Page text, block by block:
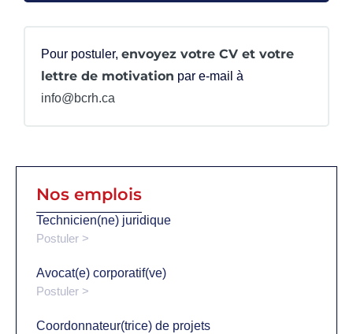
Pour postuler, envoyez votre CV et votre
lettre de motivation par e-mail à
info@bcrh.ca
Nos emplois
Technicien(ne) juridique
Postuler >
Avocat(e) corporatif(ve)
Postuler >
Coordonnateur(trice) de projets